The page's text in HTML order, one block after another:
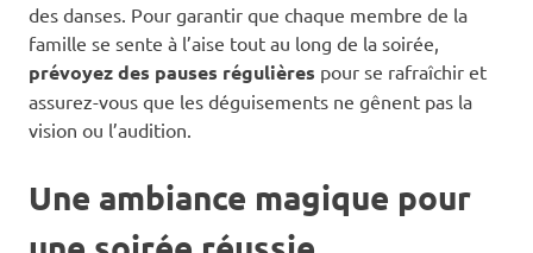
des danses. Pour garantir que chaque membre de la
famille se sente à l’aise tout au long de la soirée,
prévoyez des pauses régulières pour se rafraîchir et
assurez-vous que les déguisements ne gênent pas la
vision ou l’audition.
Une ambiance magique pour